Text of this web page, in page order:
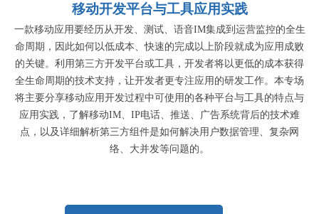
移动开发平台与工具应用实践
一款移动应用要经历从开发、测试、语音IM集成到运营监控的全生
命周期，因此如何以低成本、快速的完成以上阶段就成为应用成败
的关键。利用第三方开发平台或工具，开发者将以更低的成本获得
全生命周期的技术支持，让开发者更专注应用的研发工作。本专场
将主要分享移动应用开发过程中可使用的各种平台与工具的特点与
应用实践，了解移动IM、IP电话、推送、广告系统背后的技术难
点，以及详细解析第三方组件是如何解决用户数据管理、复杂网
络、大并发等问题的。